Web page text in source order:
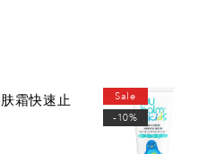
霜快速止
Sale
-10%